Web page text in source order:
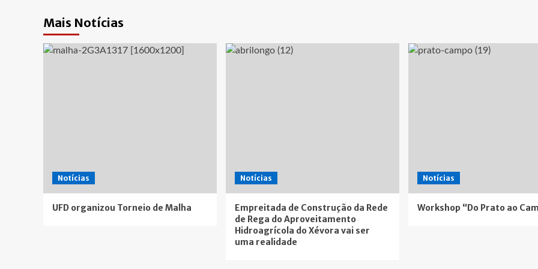
Mais Notícias
Notícias
UFD organizou Torneio de Malha
Notícias
Empreitada de Construção da Rede
de Rega do Aproveitamento
Hidroagrícola do Xévora vai ser
uma realidade
Notícias
Workshop “Do Prato ao